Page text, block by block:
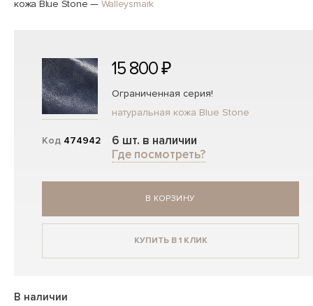
кожа Blue Stone — Walleysmark
Код 474942
15 800 ₽
Ограниченная серия!
натуральная кожа Blue Stone
6 шт. в наличии
Где посмотреть?
В КОРЗИНУ
КУПИТЬ В 1 КЛИК
В наличии